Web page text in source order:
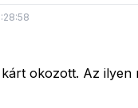
okozott. Az